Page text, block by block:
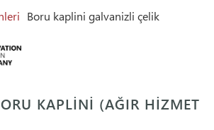
Boru kaplini galvanizli çelik
KAPLINI (AĞIR HIZMET